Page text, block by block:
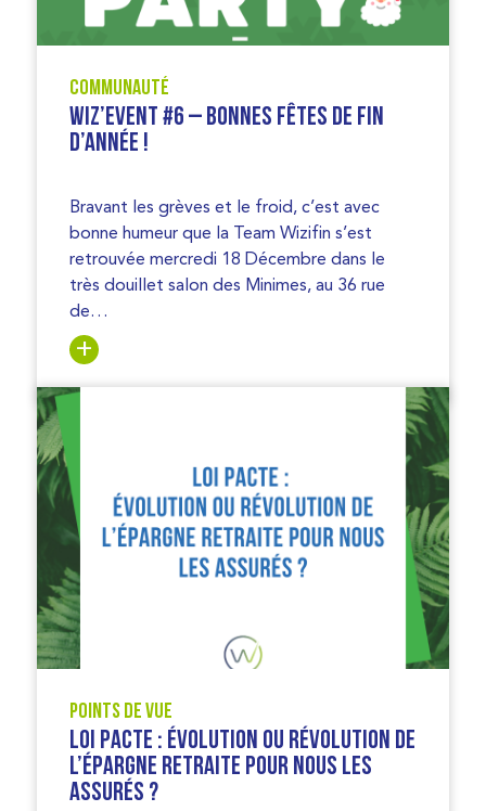
Communauté
Wiz’event #6 – bonnes fêtes de fin
d’année !
Bravant les grèves et le froid, c’est avec
bonne humeur que la Team Wizifin s’est
retrouvée mercredi 18 Décembre dans le
très douillet salon des Minimes, au 36 rue
de…
Points de vue
Loi Pacte : évolution ou révolution de
l’épargne retraite pour nous les
assurés ?